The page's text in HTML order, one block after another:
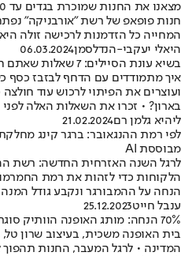
מצאנו את החנות שמוכרת בגדים עד 10 שקלים
חנות פופאפ של רשת "אורבניקה"
המחייה כל הזדמנות לרכישה זולה
היאלי יעקבי-הנדלסמן06.03.2024
בשיא עונת הסיילים: 7 שאלות שאתם חייבים לשאול את עצמכם
איך מתמודדים עם הדחף לבזבז כסף
ועוצרים את הפיתוי לרכוש עוד
בארון? • זכרו את השאלות האלה לפני
ליהיא גלמן רם21.02.2024
לפי רמת ההנגאובר: ברגר קינג
מבוססת AI
לרגל השנה האזרחית החדשה: רשת
הלקוחות כדי לזהות את רמת
הנחה על ההמבורגר ונקבע גודל המנה
ענבל חייט25.12.2023
70% הנחה: מותג האופנה הוותיק סוגר את החנות ויוצא במכירת חיסול
בית האופנה משכית, בעיצוב שרון
המדינה • לרגל המעבר, החנות תהפוך